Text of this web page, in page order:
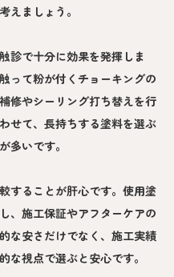
えましょう。
診で十分に効果を発揮しま
って粉が付くチョーキングの
修やシーリング打ち替えを行
せて、長持ちする塗料を選ぶ
多いです。
することが肝心です。使用塗
、施工保証やアフターケアの
な安さだけでなく、施工実績
な視点で選ぶと安心です。